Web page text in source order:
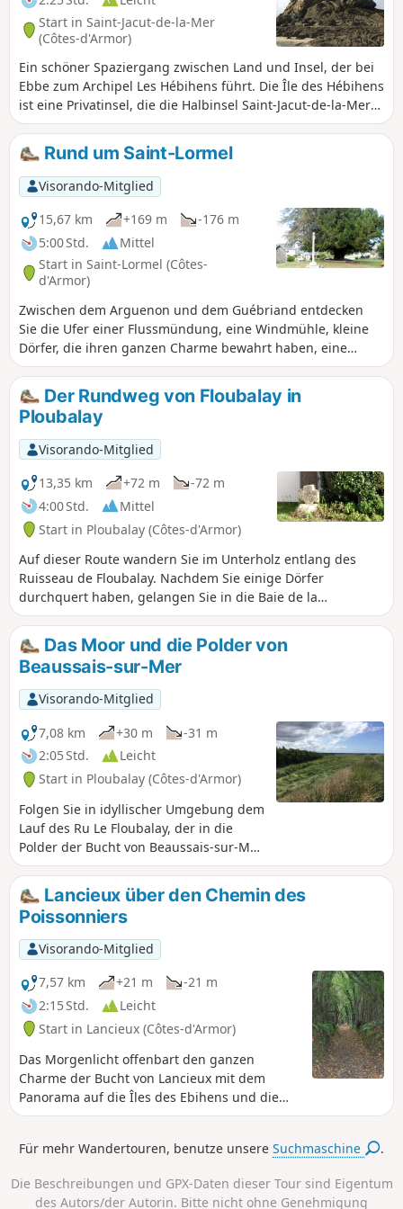
unternommen werden kann; ein
Großteil der Strecke verläuft auf
Feldwegen. Die Route ist mit gelben
und/oder blauen Markierungen
gekennzeichnet.
Start in Saint-Jacut-de-la-Mer
(Côtes-d'Armor)
Ein schöner Spaziergang zwischen Land und Insel, der bei
Ebbe zum Archipel Les Hébihens führt. Die Île des Hébihens
ist eine Privatinsel, die die Halbinsel Saint-Jacut-de-la-Mer
verlängert. Hier können Sie wunderschöne Strände und ein
Naturschutzgebiet mit wilden Meereslandschaften
entdecken. Informieren Sie sich vor Ihrer Abreise über die
Gezeitenzeiten und -koeffizienten, um zu ergehen, ob die
Überfahrt möglich ist.
Rund um Saint-Lormel
Visorando-Mitglied
15,67 km
+169 m
-176 m
5:00 Std.
Mittel
Start in Saint-Lormel (Côtes-
d'Armor)
Zwischen dem Arguenon und dem Guébriand entdecken
Sie die Ufer einer Flussmündung, eine Windmühle, kleine
Dörfer, die ihren ganzen Charme bewahrt haben, eine
Kapelle, eine alte Kirche, ihren Kalvarienberg und ihre Eibe.
Burgen, versteckt inmitten üppiger Vegetation, tauchen
hinter einem Wäldchen auf.
Der Rundweg von Floubalay in
Ploubalay
Visorando-Mitglied
13,35 km
+72 m
-72 m
4:00 Std.
Mittel
Start in Ploubalay (Côtes-d'Armor)
Auf dieser Route wandern Sie im Unterholz entlang des
Ruisseau de Floubalay. Nachdem Sie einige Dörfer
durchquert haben, gelangen Sie in die Baie de la
Beaussais, mit Saint-Jacut-de-la-Mer und der Île des
Hébihens am anderen Ufer. Sie kommen am Manoir de Bel-
Être und am Tour de Brenan vorbei. Der zweite Teil der
Wanderung führt Sie durch die Landschaft von Ploubalay
zurück zum Bach.
Das Moor und die Polder von
Beaussais-sur-Mer
Visorando-Mitglied
7,08 km
+30 m
-31 m
2:05 Std.
Leicht
Start in Ploubalay (Côtes-d'Armor)
Folgen Sie in idyllischer Umgebung dem
Lauf des Ru Le Floubalay, der in die
Polder der Bucht von Beaussais-sur-Mer
mündet. In Ville-ès-Prêtres können Sie
die Skulptur am Fuße der Ferme du
Maris bewundern: „À l'abri dans le
Marais” (Im Sumpf in Sicherheit). Sie
symbolisiert die Maßnahmen, die
ergriffen wurden, um die verheerenden
Auswirkungen der Gezeiten auf dieses
überschwemmungsgefährdete Gebiet
zu regulieren.
Lancieux über den Chemin des
Poissonniers
Visorando-Mitglied
7,57 km
+21 m
-21 m
2:15 Std.
Leicht
Start in Lancieux (Côtes-d'Armor)
Das Morgenlicht offenbart den ganzen
Charme der Bucht von Lancieux mit dem
Panorama auf die Îles des Ebihens und die
Ostküste von Saint-Jacut-de-la-Mer, entlang
Briantais. Der Küstenweg (GR® 34) führt
erreicht den höchsten Punkt der Küste am
Für mehr Wandertouren, benutze unsereSuchmaschine .
Die Beschreibungen und GPX-Daten dieser Tour sind Eigentum
des Autors/der Autorin. Bitte nicht ohne Genehmigung